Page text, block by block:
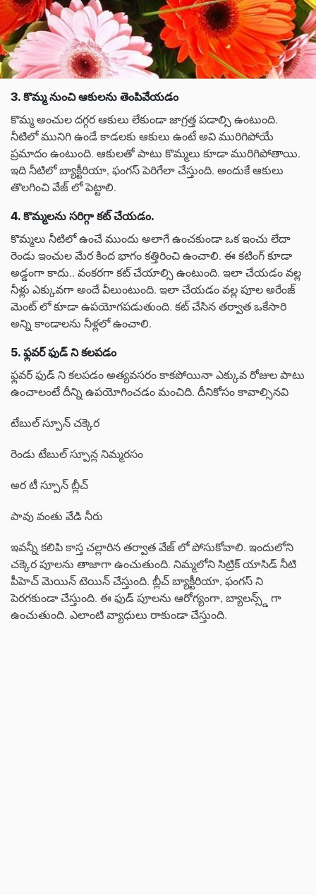
3. కొమ్మ నుంచి ఆకులను తెంపివేయడం
కొమ్మ అంచుల దగ్గర ఆకులు లేకుండా జాగ్రత్త పడాల్సి ఉంటుంది.
నీటిలో మునిగి ఉండే కాడలకు ఆకులు ఉంటే అవి మురిగిపోయే
ప్రమాదం ఉంటుంది. ఆకులతో పాటు కొమ్మలు కూడా మురిగిపోతాయి.
ఇది నీటిలో బ్యాక్టీరియా, ఫంగస్ పెరిగేలా చేస్తుంది. అందుకే ఆకులు
తొలగించి వేజ్ లో పెట్టాలి.
4. కొమ్మలను సరిగ్గా కట్ చేయడం.
కొమ్మలు నీటిలో ఉంచే ముందు అలాగే ఉంచకుండా ఒక ఇంచు లేదా
రెండు ఇంచుల మేర కింద భాగం కత్తిరించి ఉంచాలి. ఈ కటింగ్ కూడా
అడ్డంగా కాదు.. వంకరగా కట్ చేయాల్సి ఉంటుంది. ఇలా చేయడం వల్ల
నీళ్లు ఎక్కువగా అందే వీలుంటుంది. ఇలా చేయడం వల్ల పూల అరేంజ్
మెంట్ లో కూడా ఉపయోగపడుతుంది. కట్ చేసిన తర్వాత ఒకేసారి
అన్ని కాండాలను నీళ్లలో ఉంచాలి.
5. ఫ్లవర్ ఫుడ్ ని కలపడం
ఫ్లవర్ ఫుడ్ ని కలపడం అత్యవసరం కాకపోయినా ఎక్కువ రోజుల పాటు
ఉంచాలంటే దీన్ని ఉపయోగించడం మంచిది. దీనికోసం కావాల్సినవి
టేబుల్ స్పూన్ చక్కెర
రెండు టేబుల్ స్పూన్ల నిమ్మరసం
అర టీ స్పూన్ బ్లీచ్
పావు వంతు వేడి నీరు
ఇవన్నీ కలిపి కాస్త చల్లారిన తర్వాత వేజ్ లో పోసుకోవాలి. ఇందులోని
చక్కెర పూలను తాజాగా ఉంచుతుంది. నిమ్మలోని సిట్రిక్ యాసిడ్ నీటి
పీహెచ్ మెయిన్ టెయిన్ చేస్తుంది. బ్లీచ్ బ్యాక్టీరియా, ఫంగస్ ని
పెరగకుండా చేస్తుంది. ఈ ఫుడ్ పూలను ఆరోగ్యంగా, బ్యాలన్స్డ్ గా
ఉంచుతుంది. ఎలాంటి వ్యాధులు రాకుండా చేస్తుంది.